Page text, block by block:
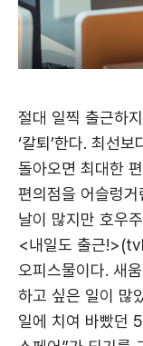
절대 일찍 출근하
‘칼퇴’한다. 최선
돌아오면 최대한
편의점을 어슬렁거
날이 많지만 호우
<내일도 출근
오피스물이다. 새
하고 싶은 일이 많
일에 치여 바빴던